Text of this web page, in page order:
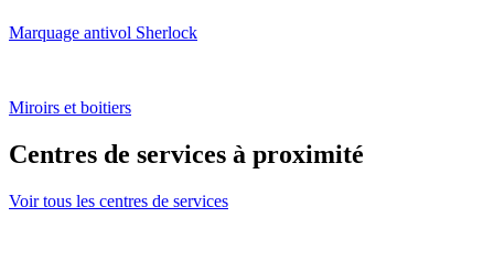
Marquage antivol Sherlock
Miroirs et boitiers
Centres de services à proximité
Voir tous les centres de services